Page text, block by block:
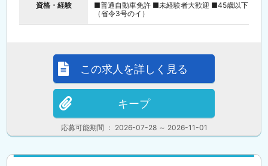
資格・経験
■普通自動車免許 ■未経験者大歓迎 ■45歳以下
（省令3号のイ）
応募可能期間 ： 2026-07-28 ～ 2026-11-01
この求人を詳しく見る
キープ